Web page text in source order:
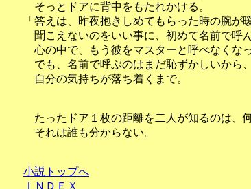
そっとドアに背中をもたれかける。
「答えは、昨夜抱きしめてもらった時の腕が
聞こえないのをいい事に、初めて名前で呼ん
心の中で、もう彼をマスターと呼べなくな
でも、名前で呼ぶのはまだ恥ずかしいから
自分の気持ちが落ち着くまで。
たったドア１枚の距離を二人が知るのは、
それは誰も分からない。
小説トップへ
ＩＮＤＥＸ